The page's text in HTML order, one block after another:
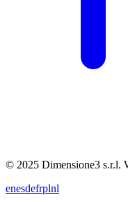
© 2025 Dimensione3 s.r.l.
enesdefrplnl